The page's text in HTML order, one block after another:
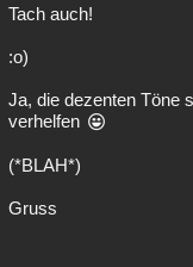
Tach auch!
:o)
Ja, die dezenten Töne
verhelfen
(*BLAH*)
Gruss